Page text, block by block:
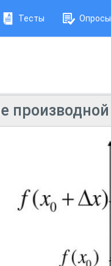
Тесты Опросы
производной